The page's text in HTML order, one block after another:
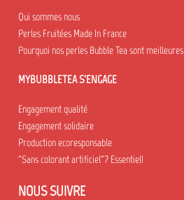
Qui sommes nous
Perles Fruitées Made In France
Pourquoi nos perles Bubble Tea sont meilleures
MYBUBBLETEA S'ENGAGE
Engagement qualité
Engagement solidaire
Production ecoresponsable
"Sans colorant artificiel"? Essentiel!
NOUS SUIVRE